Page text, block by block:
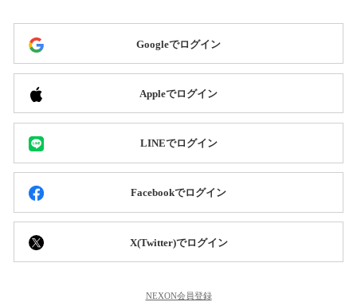
Googleでログイン
Appleでログイン
LINEでログイン
Facebookでログイン
X(Twitter)でログイン
NEXON会員登録